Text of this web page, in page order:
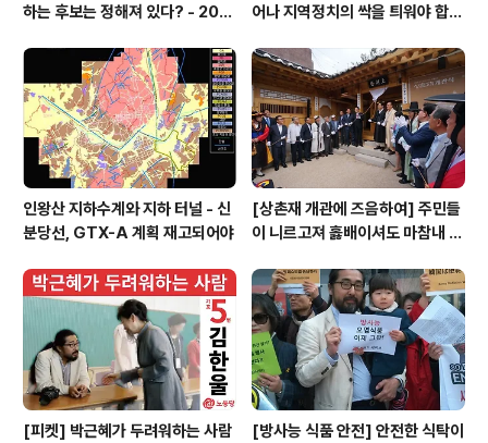
하는 후보는 정해져 있다? - 201
어나 지역정치의 싹을 틔워야 합니
인왕산 지하수계와 지하 터널 - 신
분당선, GTX-A 계획 재고되어야
[상촌재 개관에 즈음하여] 주민들
이 니르고져 홇배이셔도 마참내 제
[피켓] 박근혜가 두려워하는 사람
[방사능 식품 안전] 안전한 식탁이